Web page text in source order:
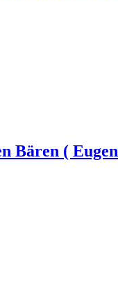
Bären ( Eugen